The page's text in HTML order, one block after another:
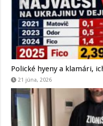
Polické hyeny a klamári,
21 júna, 2026